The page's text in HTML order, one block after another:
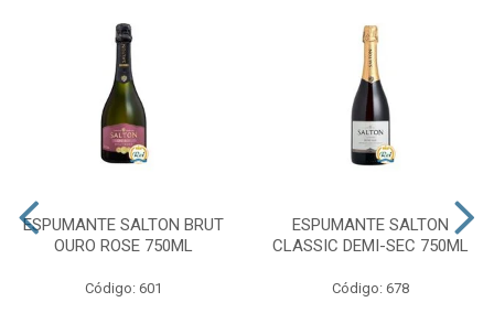
ESPUMANTE SALTON BRUT
OURO ROSE 750ML
Código: 601
ESPUMANTE SALTON
CLASSIC DEMI-SEC 750ML
Código: 678